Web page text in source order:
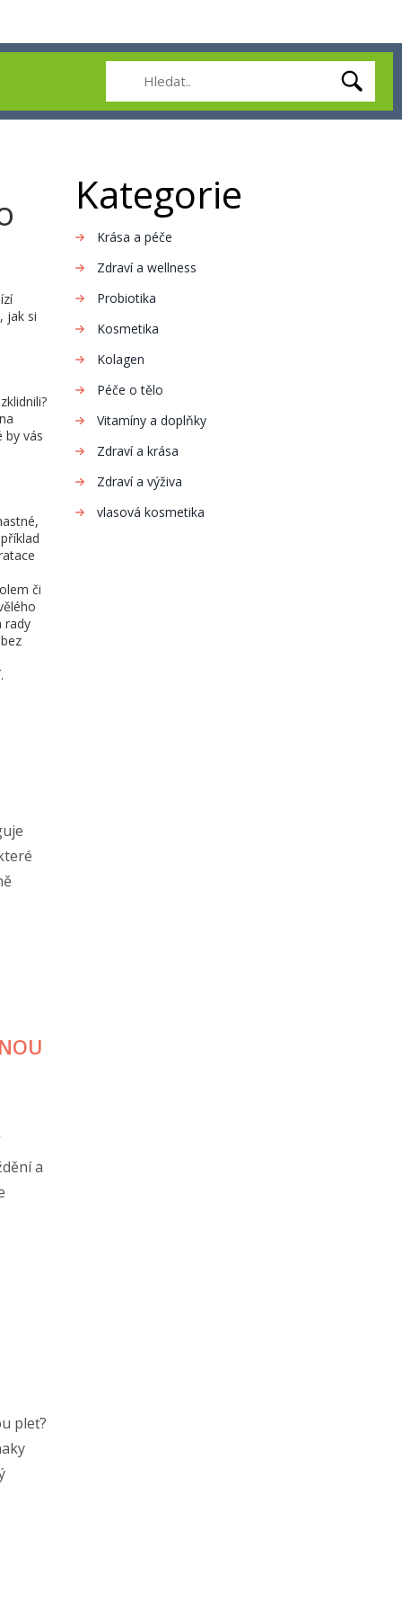
jak si
by vás
či
rady
a
pleť?
Kategorie
Krása a péče
Zdraví a wellness
Probiotika
Kosmetika
Kolagen
Péče o tělo
Vitamíny a doplňky
Zdraví a krása
Zdraví a výživa
vlasová kosmetika